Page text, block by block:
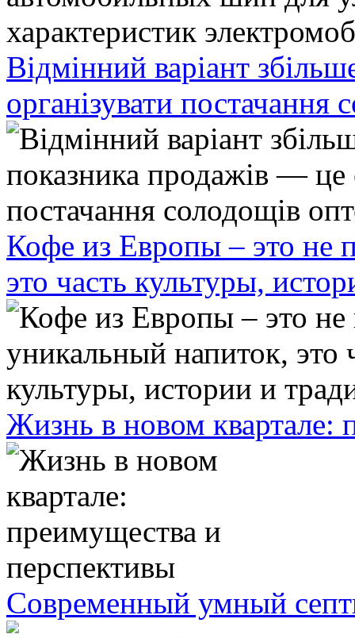
Відмінний варіант
організувати постачання
Кофе из Европы – это не
это часть культуры,
Жизнь в новом квартале:
Современный умный